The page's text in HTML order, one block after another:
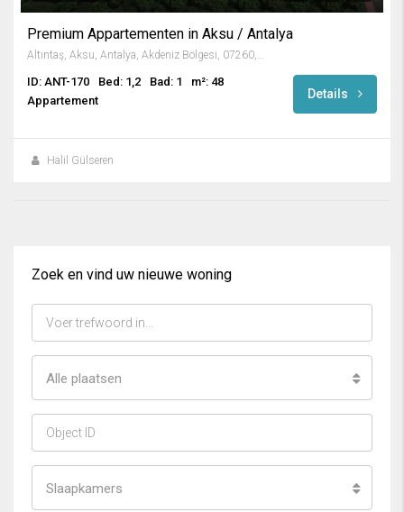
Premium Appartementen in Aksu / Antalya
ID: ANT-170 Bed: 1,2 Bad: 1
m²: 48
Appartement
Details
Halil Gülseren
Zoek en vind uw nieuwe woning
Alle plaatsen
Slaapkamers